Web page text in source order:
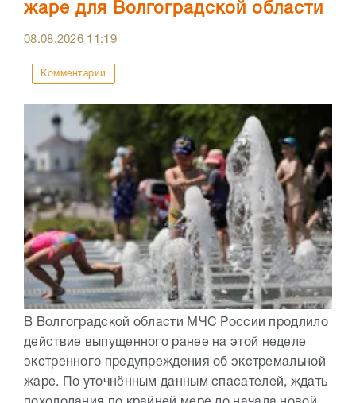
жаре для Волгоградской области
08.08.2026 11:19
Комментарии
В Волгоградской области МЧС России продлило
действие выпущенного ранее на этой неделе
экстренного предупреждения об экстремальной
жаре. По уточнённым данным спасателей, ждать